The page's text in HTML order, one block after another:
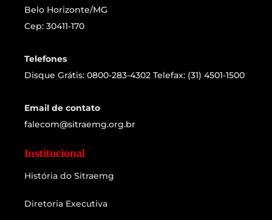
Belo Horizonte/MG
Cep: 30411-170
Telefones
Disque Grátis: 0800-283-4302 Telefax: (31) 4501-1500
Email de contato
falecom@sitraemg.org.br
Institucional
História do Sitraemg
Diretoria Executiva